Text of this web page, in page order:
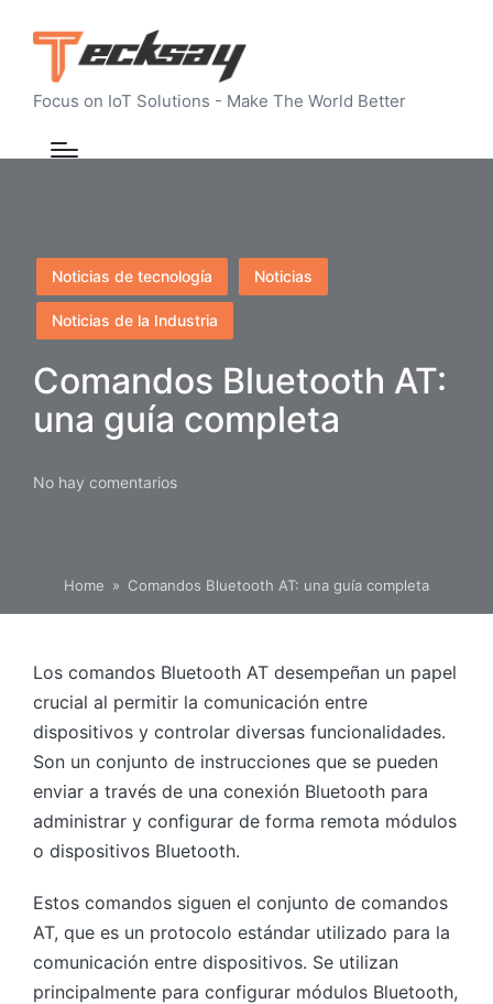
Focus on IoT Solutions - Make The World Better
Publicado
en
Noticias de tecnología Noticias
Noticias de la Industria
Comandos Bluetooth AT:
una guía completa
No hay comentarios
Home » Comandos Bluetooth AT: una guía completa
Los comandos Bluetooth AT desempeñan un papel
crucial al permitir la comunicación entre
dispositivos y controlar diversas funcionalidades.
Son un conjunto de instrucciones que se pueden
enviar a través de una conexión Bluetooth para
administrar y configurar de forma remota módulos
o dispositivos Bluetooth.
Estos comandos siguen el conjunto de comandos
AT, que es un protocolo estándar utilizado para la
comunicación entre dispositivos. Se utilizan
principalmente para configurar módulos Bluetooth,